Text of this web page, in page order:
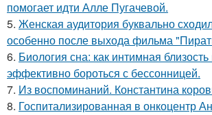
помогает идти Алле Пугачевой.
5. Женская аудитория буквально
особенно после выхода фильма
6. Биология сна: как интимная
эффективно бороться с бессонницей.
7. Из воспоминаний. Константина
8. Госпитализированная в онкоцентр